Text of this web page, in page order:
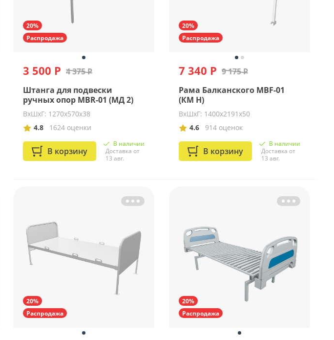
20%
Распродажа
3 500 Р 4 375 Р
Штанга для подвески
ручных опор MBR-01 (МД 2)
ВхШхГ: 1270х570х38
4.8
1624 оценки
В корзину
В наличии
Доставка от
13 авг.
20%
Распродажа
7 340 Р 9 175 Р
Рама Балканского MBF-01
(КМ Н)
ВхШхГ: 1400х2191х50
4.6
914 оценок
В корзину
В наличии
Доставка от
13 авг.
20%
Распродажа
20%
Распродажа